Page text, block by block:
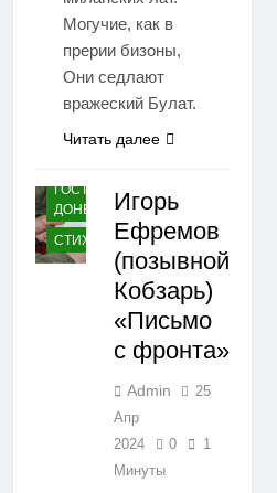
Могучие, как в
прерии бизоны,
Они седлают
вражеский Булат.
Читать далее
ГОСТИ
ДОНБАССА
СТИХИ
Игорь
Ефремов
(позывной
Кобзарь)
«Письмо
с фронта»
Admin
25
Апр
2024
0
1
Минуты